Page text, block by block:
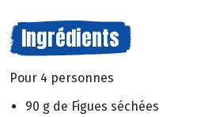
Ingrédients
Pour 4 personnes
90 g de Figues séchées